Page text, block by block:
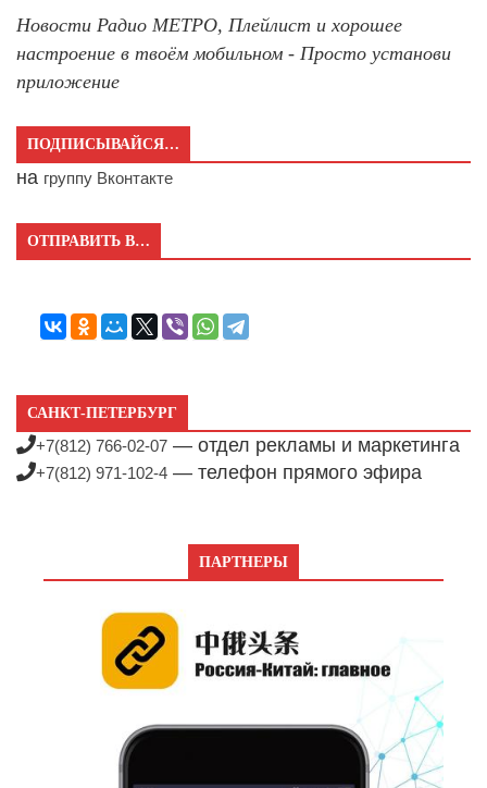
Новости Радио МЕТРО, Плейлист и хорошее
настроение в твоём мобильном - Просто установи
приложение
ПОДПИСЫВАЙСЯ…
на группу Вконтакте
ОТПРАВИТЬ В…
САНКТ-ПЕТЕРБУРГ
+7(812) 766-02-07 — отдел рекламы и маркетинга
+7(812) 971-102-4 — телефон прямого эфира
ПАРТНЕРЫ